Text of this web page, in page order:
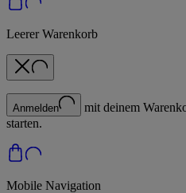
Leerer Warenkorb
Anmelden
mit deinem
starten.
Mobile Navigation